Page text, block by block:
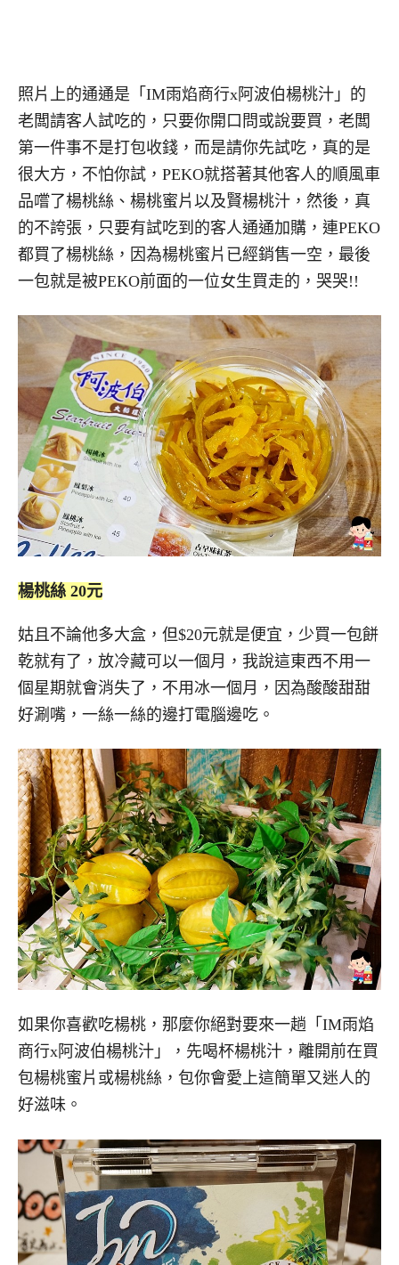
照片上的通通是「IM雨焰商行x阿波伯楊桃汁」的
老闆請客人試吃的，只要你開口問或說要買，老闆
第一件事不是打包收錢，而是請你先試吃，真的是
很大方，不怕你試，PEKO就搭著其他客人的順風車
品嚐了楊桃絲、楊桃蜜片以及賢楊桃汁，然後，真
的不誇張，只要有試吃到的客人通通加購，連PEKO
都買了楊桃絲，因為楊桃蜜片已經銷售一空，最後
一包就是被PEKO前面的一位女生買走的，哭哭!!
楊桃絲 20元
姑且不論他多大盒，但$20元就是便宜，少買一包餅
乾就有了，放冷藏可以一個月，我說這東西不用一
個星期就會消失了，不用冰一個月，因為酸酸甜甜
好涮嘴，一絲一絲的邊打電腦邊吃。
如果你喜歡吃楊桃，那麼你絕對要來一趟「IM雨焰
商行x阿波伯楊桃汁」，先喝杯楊桃汁，離開前在買
包楊桃蜜片或楊桃絲，包你會愛上這簡單又迷人的
好滋味。